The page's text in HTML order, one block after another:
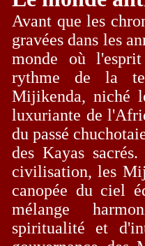
Avant que les
gravées dans les
monde où
rythme de la
Mijikenda, niché
luxuriante de
du passé
des Kayas
civilisation, les
canopée du ciel
mélange
spiritualité et